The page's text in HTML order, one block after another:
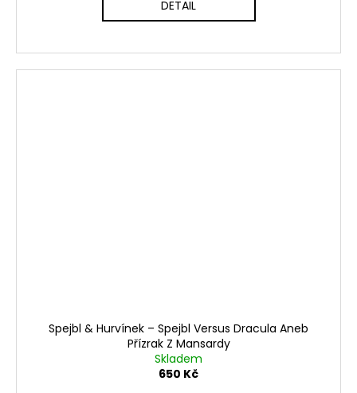
DETAIL
Spejbl & Hurvínek ‎– Spejbl Versus Dracula Aneb
Přízrak Z Mansardy
Skladem
650 Kč